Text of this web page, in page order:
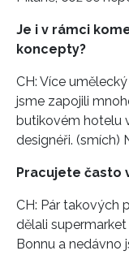
Je i v rámci
koncepty?
CH: Více
jsme zapojili
butikovém hotelu
designéři. (smích)
Pracujete často
CH: Pár takových
dělali
Bonnu a nedávno